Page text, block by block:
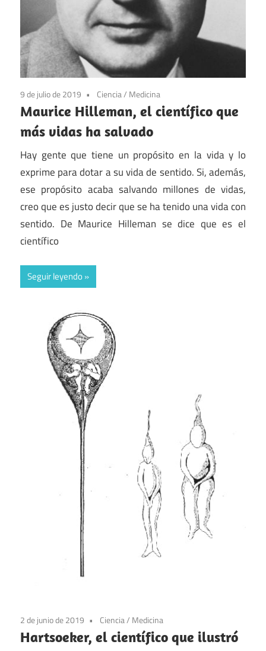
9 de julio de 2019 Ciencia/ Medicina
Maurice Hilleman, el científico que
más vidas ha salvado
Hay gente que tiene un propósito en la vida y lo
exprime para dotar a su vida de sentido. Si, además,
ese propósito acaba salvando millones de vidas,
creo que es justo decir que se ha tenido una vida con
sentido. De Maurice Hilleman se dice que es el
científico
Seguir leyendo
2 de junio de 2019 Ciencia/ Medicina
Hartsoeker, el científico que ilustró